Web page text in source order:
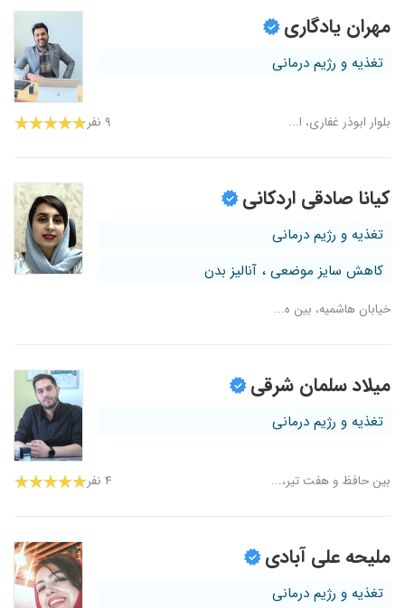
مهران یادگاری
تغذیه و رژیم درمانی
بلوار ابوذر غفاری، ا... ۹ نفر
کیانا صادقی اردکانی
تغذیه و رژیم درمانی
کاهش سایز موضعی ، آنالیز بدن
خیابان هاشمیه، بین ه...
میلاد سلمان شرقی
تغذیه و رژیم درمانی
بین حافظ و هفت تیر،... ۴ نفر
ملیحه علی آبادی
تغذیه و رژیم درمانی